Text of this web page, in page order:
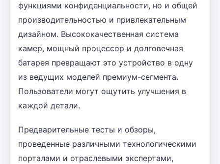
функциями конфиденциальности, но и общей
производительностью и привлекательным
дизайном. Высококачественная система
камер, мощный процессор и долговечная
батарея превращают это устройство в одну
из ведущих моделей премиум-сегмента.
Пользователи могут ощутить улучшения в
каждой детали.
Предварительные тесты и обзоры,
проведенные различными технологическими
порталами и отраслевыми экспертами,